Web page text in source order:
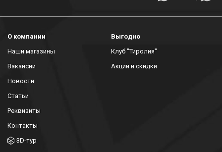
О компании
Наши магазины
Вакансии
Новости
Статьи
Реквизиты
Контакты
3D-тур
Выгодно
Клуб "Тиролия"
Акции и скидки